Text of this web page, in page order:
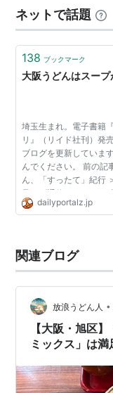
転し、同年6月8
店は花田承吾…
ネットで話題
138 ブックマーク
大阪うどんはスー
埼玉生まれ。電子書籍
リ』（リイド社刊）発
ブログを更新していま
んでください。 前の記
ん、「すったて」紀行
凧あげ通信アネックス
は、魅惑の「だし」の
dailyportalz.jp
関連ブログ
放浪うどん人 •
【大阪・旭区
ミックス」は満